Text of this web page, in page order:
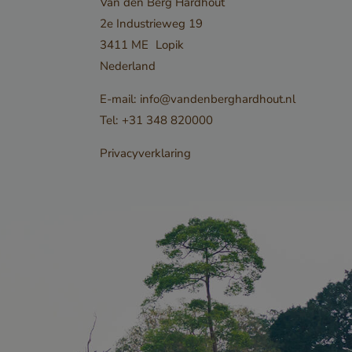
2e Industrieweg 19
3411 ME Lopik
Nederland
E-mail: info@vandenberghardhout.nl
Tel: +31 348 820000
Privacyverklaring
en
op de